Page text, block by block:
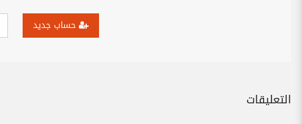
حساب جديد
التعليقات